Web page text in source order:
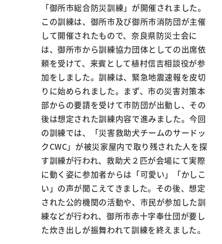
「御所市総合防災訓練」が開催されました。
この訓練は、御所市及び御所市消防団が主催
して開催されたもので、奈良県防災士会に
は、御所市から訓練協力団体としての出席依
頼を受けて、来賓として植村信吉相談役が参
加をしました。訓練は、緊急地震速報を皮切
りに始められました。まず、市の災害対策本
部からの要請を受けて市防団が出動し、その
後は想定された訓練内容で進みました。今回
の訓練では、「災害救助犬チームのサードッ
クCWC」が被災家屋内で取り残された人を探
す訓練が行われ、救助犬２匹が会場にて実際
に動く姿に参加者からは「可愛い」「かしこ
い」の声が聞こえてきました。その後、想定
された公的機関の活動や、市民が参加した訓
練などが行われ、御所市赤十字奉仕団が要し
た炊き出しが振舞われて訓練を終えました。